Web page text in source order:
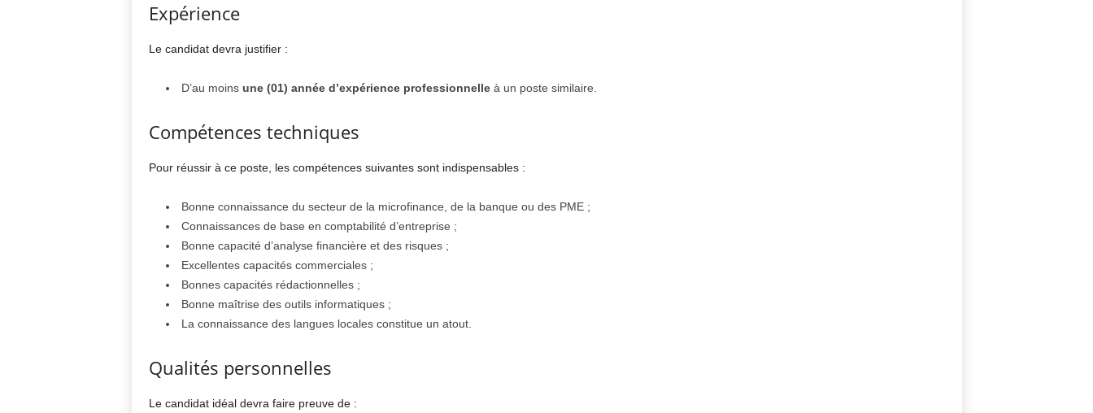
Expérience
Le candidat devra justifier :
D’au moins une (01) année d’expérience professionnelleà un poste similaire.
Compétences techniques
Pour réussir à ce poste, les compétences suivantes sont indispensables :
Bonne connaissance du secteur de la microfinance, de la banque ou des PME ;
Connaissances de base en comptabilité d’entreprise ;
Bonne capacité d’analyse financière et des risques ;
Excellentes capacités commerciales ;
Bonnes capacités rédactionnelles ;
Bonne maîtrise des outils informatiques ;
La connaissance des langues locales constitue un atout.
Qualités personnelles
Le candidat idéal devra faire preuve de :